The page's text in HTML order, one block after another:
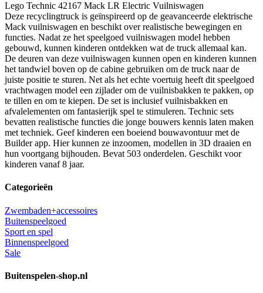
Lego Technic 42167 Mack LR Electric Vuilniswagen
Deze recyclingtruck is geïnspireerd op de geavanceerde elektrische
Mack vuilniswagen en beschikt over realistische bewegingen en
functies. Nadat ze het speelgoed vuilniswagen model hebben
gebouwd, kunnen kinderen ontdekken wat de truck allemaal kan.
De deuren van deze vuilniswagen kunnen open en kinderen kunnen
het tandwiel boven op de cabine gebruiken om de truck naar de
juiste positie te sturen. Net als het echte voertuig heeft dit speelgoed
vrachtwagen model een zijlader om de vuilnisbakken te pakken, op
te tillen en om te kiepen. De set is inclusief vuilnisbakken en
afvalelementen om fantasierijk spel te stimuleren. Technic sets
bevatten realistische functies die jonge bouwers kennis laten maken
met techniek. Geef kinderen een boeiend bouwavontuur met de
Builder app. Hier kunnen ze inzoomen, modellen in 3D draaien en
hun voortgang bijhouden. Bevat 503 onderdelen. Geschikt voor
kinderen vanaf 8 jaar.
Categorieën
Zwembaden+accessoires
Buitenspeelgoed
Sport en spel
Binnenspeelgoed
Sale
Buitenspelen-shop.nl